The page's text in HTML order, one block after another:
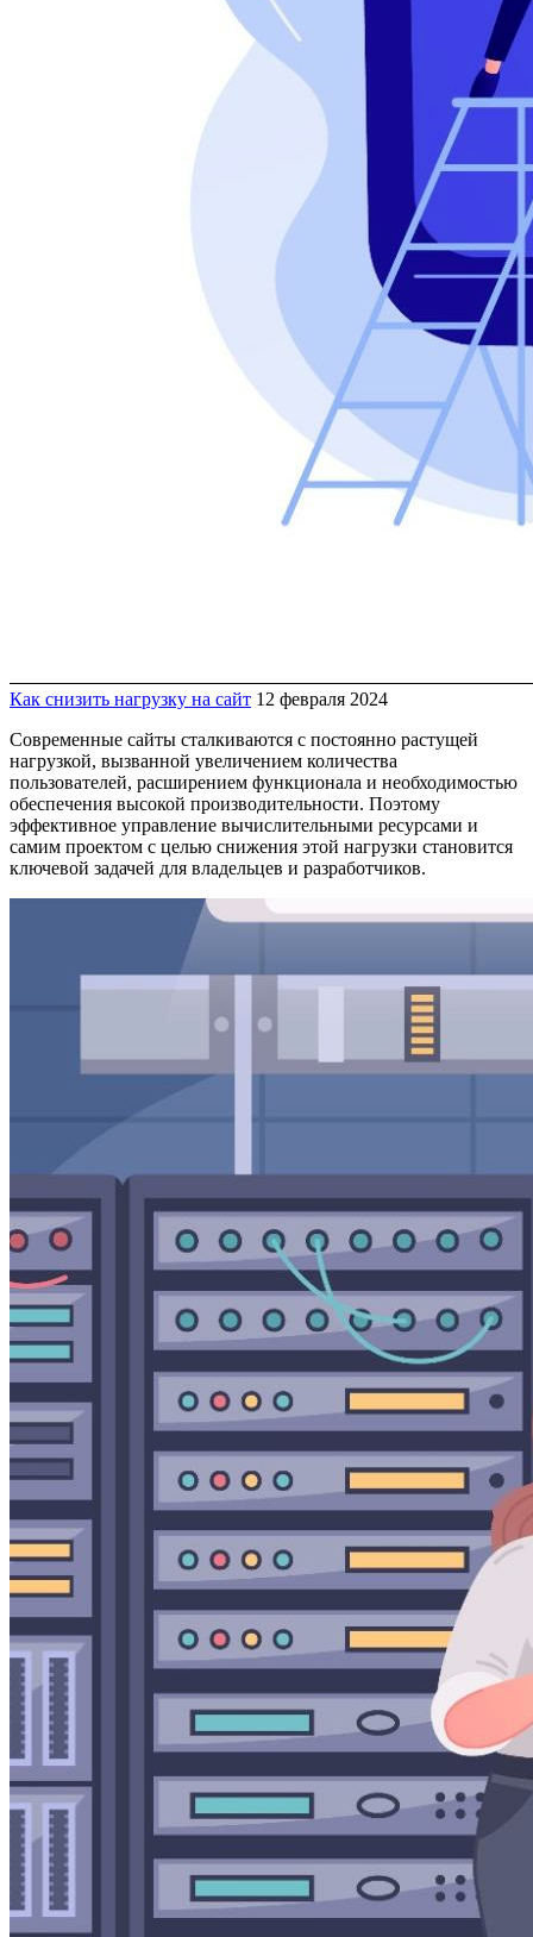
Как снизить нагрузку на сайт 12 февраля 2024
Современные сайты сталкиваются с постоянно растущей
нагрузкой, вызванной увеличением количества
пользователей, расширением функционала и необходимостью
обеспечения высокой производительности. Поэтому
эффективное управление вычислительными ресурсами и
самим проектом с целью снижения этой нагрузки становится
ключевой задачей для владельцев и разработчиков.